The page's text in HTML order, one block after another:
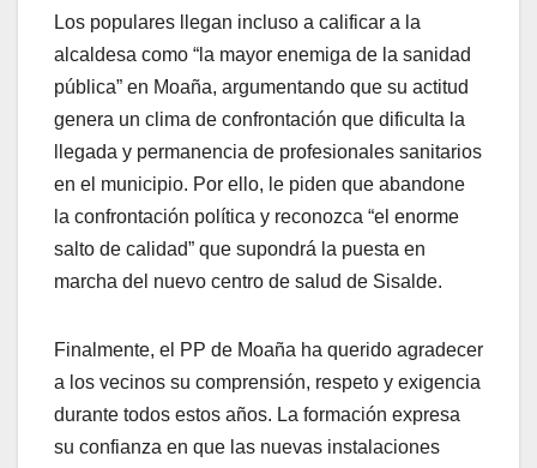
Los populares llegan incluso a calificar a la
alcaldesa como “la mayor enemiga de la sanidad
pública” en Moaña, argumentando que su actitud
genera un clima de confrontación que dificulta la
llegada y permanencia de profesionales sanitarios
en el municipio. Por ello, le piden que abandone
la confrontación política y reconozca “el enorme
salto de calidad” que supondrá la puesta en
marcha del nuevo centro de salud de Sisalde.
Finalmente, el PP de Moaña ha querido agradecer
a los vecinos su comprensión, respeto y exigencia
durante todos estos años. La formación expresa
su confianza en que las nuevas instalaciones